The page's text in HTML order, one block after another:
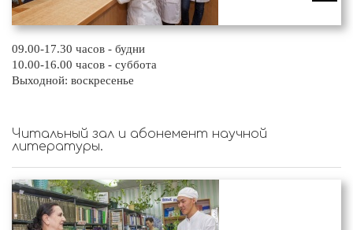
09.00-17.30 часов - будни
10.00-16.00 часов - суббота
Выходной: воскресенье
Читальный зал и абонемент научной
литературы.